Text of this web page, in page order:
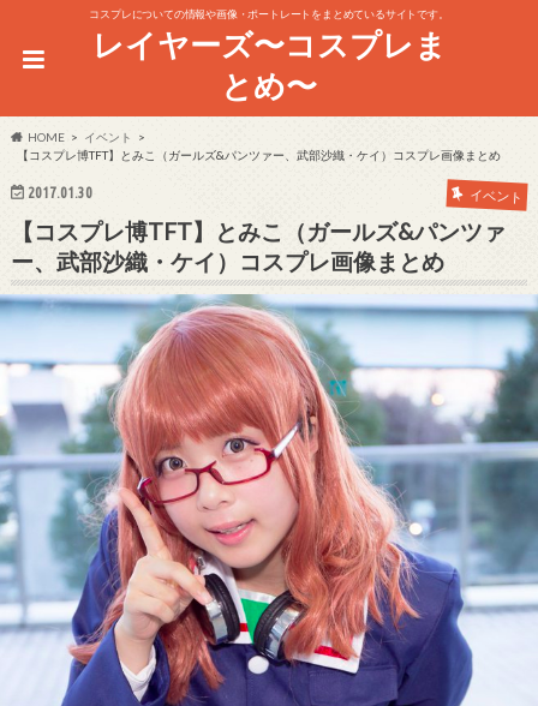
コスプレについての情報や画像・ポートレートをまとめているサイトです。
レイヤーズ〜コスプレま
とめ〜
HOME
イベント
【コスプレ博TFT】とみこ（ガールズ&パンツァー、武部沙織・ケイ）コスプレ画像まとめ
2017.01.30 イベント
【コスプレ博TFT】とみこ（ガールズ&パンツァ
ー、武部沙織・ケイ）コスプレ画像まとめ